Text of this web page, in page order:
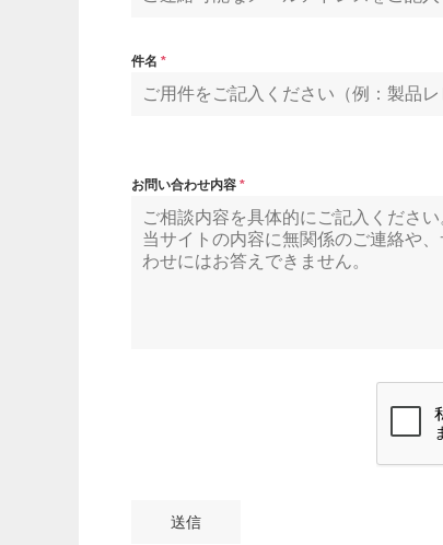
件名 *
お問い合わせ内容 *
送信